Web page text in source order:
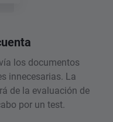
los documentos
innecesarias. La
de la evaluación de
por un test.